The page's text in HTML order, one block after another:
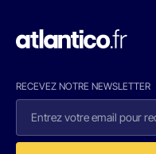
RECEVEZ NOTRE NEWSLETTER